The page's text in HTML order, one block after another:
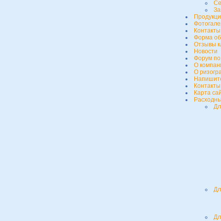
Контакты
Форма
Отзывы
Новости
Форум по
О
О
Контакты
Карта